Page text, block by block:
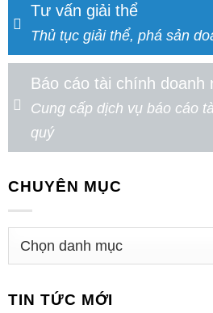
Tư vấn giải thể
Thủ tục giải thể, phá sản
Báo cáo tài chính doanh
Cung cấp dịch vụ báo cáo
quý
CHUYÊN MỤC
TIN TỨC MỚI